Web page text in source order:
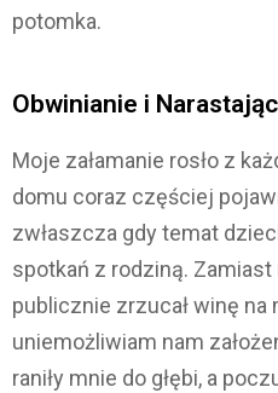
potomka.
Obwinianie i
Moje załamanie rosło z
domu coraz częściej
zwłaszcza gdy temat
spotkań z rodziną.
publicznie zrzucał winę na
uniemożliwiam nam
raniły mnie do głębi, a